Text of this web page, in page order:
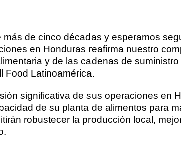
de cinco décadas y esperamos
en Honduras reafirma nuestro
y de las cadenas de
Food Latinoamérica.
significativa de sus operaciones en
de su planta de alimentos para
robustecer la producción local,